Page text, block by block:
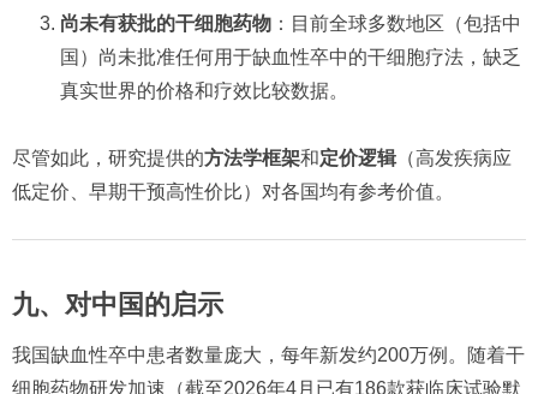
尚未有获批的干细胞药物 ：目前全球多数地区（包括中
国）尚未批准任何用于缺血性卒中的干细胞疗法，缺乏
真实世界的价格和疗效比较数据。
尽管如此，研究提供的方法学框架和定价逻辑（高发疾病应
低定价、早期干预高性价比）对各国均有参考价值。
九、对中国的启示
我国缺血性卒中患者数量庞大，每年新发约200万例。随着干
细胞药物研发加速（截至2026年4月已有186款获临床试验默